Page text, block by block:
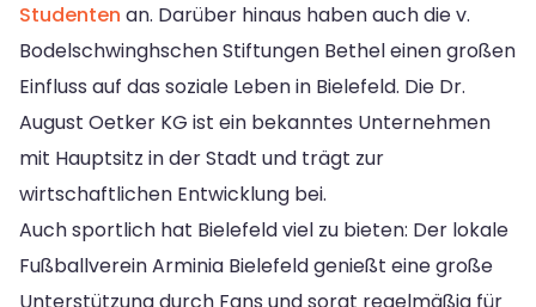
Studenten an. Darüber hinaus haben auch die v.
Bodelschwinghschen Stiftungen Bethel einen großen
Einfluss auf das soziale Leben in Bielefeld. Die Dr.
August Oetker KG ist ein bekanntes Unternehmen
mit Hauptsitz in der Stadt und trägt zur
wirtschaftlichen Entwicklung bei.
Auch sportlich hat Bielefeld viel zu bieten: Der lokale
Fußballverein Arminia Bielefeld genießt eine große